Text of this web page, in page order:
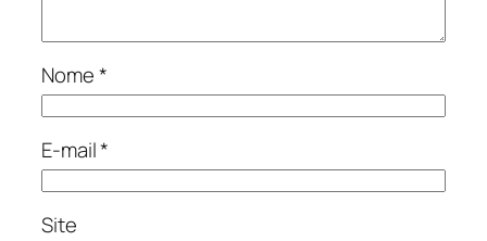
Nome*
E-mail*
Site